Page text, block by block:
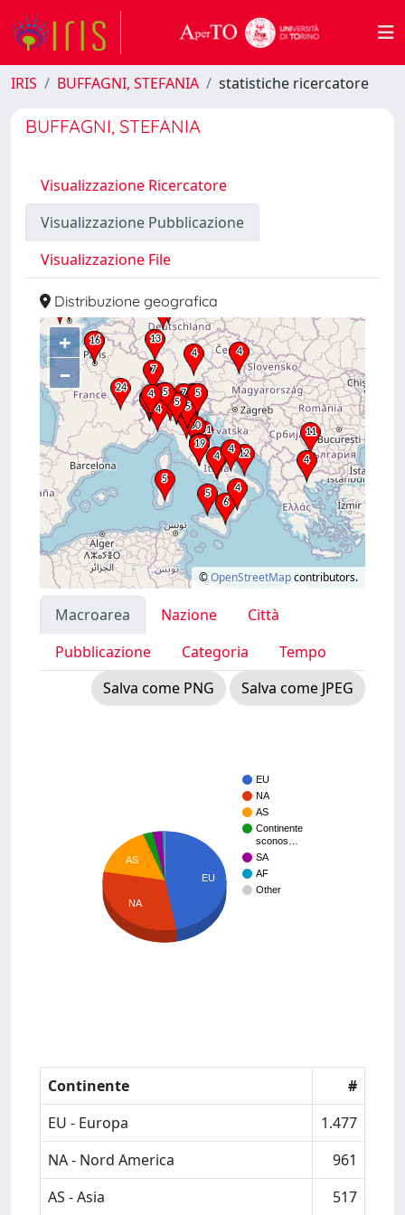
IRIS BUFFAGNI, STEFANIA statistiche ricercatore
BUFFAGNI, STEFANIA
Visualizzazione Ricercatore
Visualizzazione Pubblicazione
Visualizzazione File
Distribuzione geografica
+
–
©OpenStreetMapcontributors.
Macroarea Nazione
Città
Pubblicazione
Categoria
Tempo
Salva come PNG
Salva come JPEG
EU
NA
AS
Continente
sconos…
SA
AF
Other
EU
AS
NA
Continente
#
EU - Europa
1.477
NA - Nord America
961
AS - Asia
517